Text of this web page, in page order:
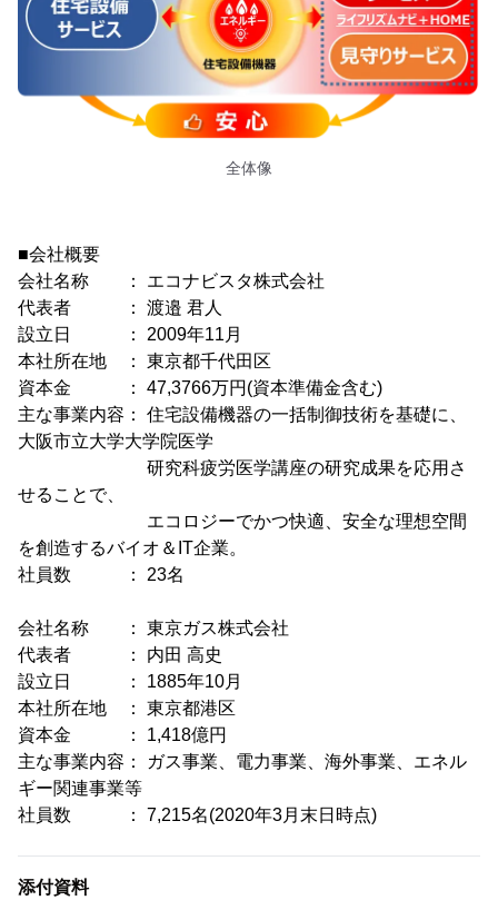
全体像
■会社概要
会社名称 ： エコナビスタ株式会社
代表者 ： 渡邉 君人
設立日 ： 2009年11月
本社所在地 ： 東京都千代田区
資本金 ： 47,3766万円(資本準備金含む)
主な事業内容： 住宅設備機器の一括制御技術を基礎に、
大阪市立大学大学院医学
研究科疲労医学講座の研究成果を応用さ
せることで、
エコロジーでかつ快適、安全な理想空間
を創造するバイオ＆IT企業。
社員数 ： 23名
会社名称 ： 東京ガス株式会社
代表者 ： 内田 高史
設立日 ： 1885年10月
本社所在地 ： 東京都港区
資本金 ： 1,418億円
主な事業内容： ガス事業、電力事業、海外事業、エネル
ギー関連事業等
社員数 ： 7,215名(2020年3月末日時点)
添付資料